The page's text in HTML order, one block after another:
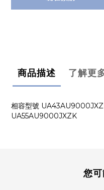
商品描述 了解更
相容型號
UA55AU9000JXZK
您